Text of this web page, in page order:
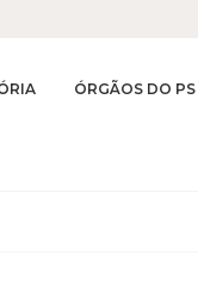
ÓRGÃOS DO PS